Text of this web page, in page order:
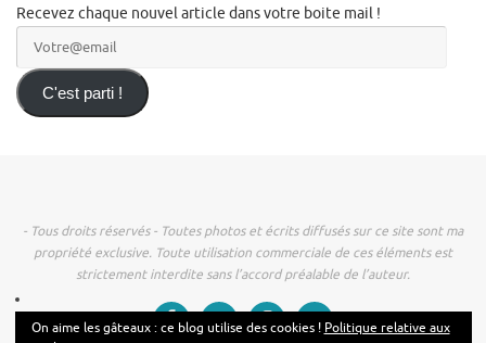
Recevez chaque nouvel article dans votre boite mail !
C'est parti !
- Tous droits réservés - Toutes photos et écrits diffusés sur ce site sont ma
propriété exclusive. Toute utilisation commerciale de ces éléments est
strictement interdite sans l’accord préalable de l’auteur.
On aime les gâteaux : ce blog utilise des cookies ! Politique relative aux